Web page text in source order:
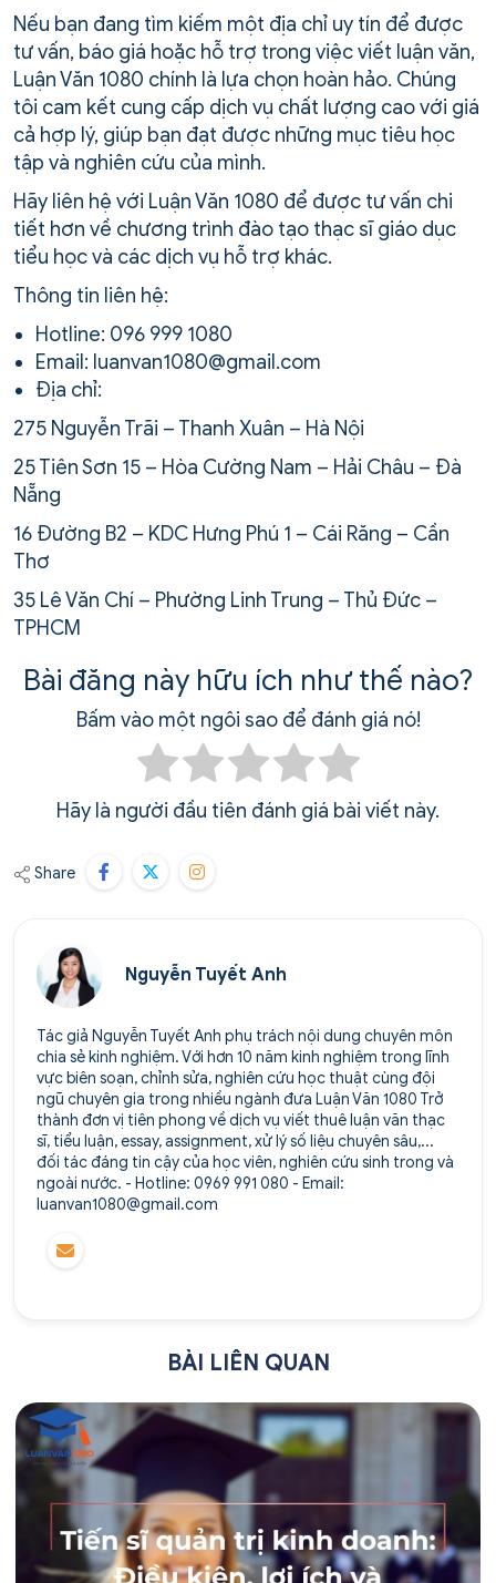
Nếu bạn đang tìm kiếm một địa chỉ uy tín để được
tư vấn, báo giá hoặc hỗ trợ trong việc viết luận văn,
Luận Văn 1080 chính là lựa chọn hoàn hảo. Chúng
tôi cam kết cung cấp dịch vụ chất lượng cao với giá
cả hợp lý, giúp bạn đạt được những mục tiêu học
tập và nghiên cứu của mình.
Hãy liên hệ với Luận Văn 1080 để được tư vấn chi
tiết hơn về chương trình đào tạo thạc sĩ giáo dục
tiểu học và các dịch vụ hỗ trợ khác.
Thông tin liên hệ:
Hotline: 096 999 1080
Email: luanvan1080@gmail.com
Địa chỉ:
275 Nguyễn Trãi – Thanh Xuân – Hà Nội
25 Tiên Sơn 15 – Hòa Cường Nam – Hải Châu – Đà
Nẵng
16 Đường B2 – KDC Hưng Phú 1 – Cái Răng – Cần
Thơ
35 Lê Văn Chí – Phường Linh Trung – Thủ Đức –
TPHCM
Bài đăng này hữu ích như thế nào?
Bấm vào một ngôi sao để đánh giá nó!
Hãy là người đầu tiên đánh giá bài viết này.
Share
Nguyễn Tuyết Anh
Tác giả Nguyễn Tuyết Anh phụ trách nội dung chuyên môn
chia sẻ kinh nghiệm. Với hơn 10 năm kinh nghiệm trong lĩnh
vực biên soạn, chỉnh sửa, nghiên cứu học thuật cùng đội
ngũ chuyên gia trong nhiều ngành đưa Luận Văn 1080 Trở
thành đơn vị tiên phong về dịch vụ viết thuê luận văn thạc
sĩ, tiểu luận, essay, assignment, xử lý số liệu chuyên sâu,...
đối tác đáng tin cậy của học viên, nghiên cứu sinh trong và
ngoài nước. - Hotline: 0969 991 080 - Email:
luanvan1080@gmail.com
BÀI LIÊN QUAN